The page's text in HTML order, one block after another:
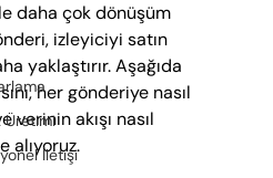
Üretimi
İletişi
daha çok dönüşüm
izleyiciyi satın
yaklaştırır. Aşağıda
her gönderiye nasıl
akışı nasıl
alıyoruz.